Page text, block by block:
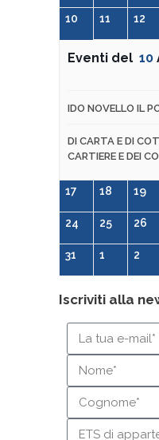
10 11 12
Eventi del 10
IDO NOVELLO IL
DI CARTA E DI
CARTIERE E DEI
17 18 19
24 25 26
31 1 2
Iscriviti alla